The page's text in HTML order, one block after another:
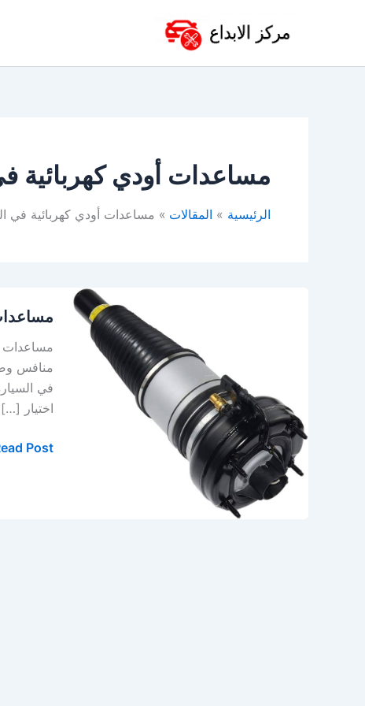
مساعدات أودي كهربائية
الرئيسية المقالات مساعدات أودي كهربائية في
مساعدات
منافس
في
اختيار […]
أودي
الدمام
Post »